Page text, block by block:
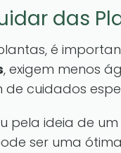
das
é
, exigem menos
de cuidados
pela ideia de um
ser uma